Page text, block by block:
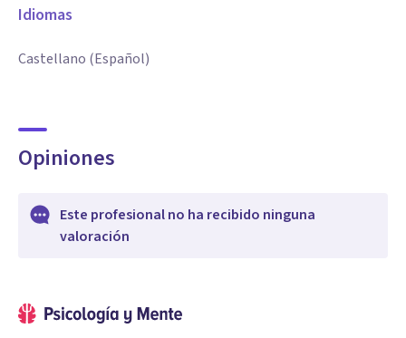
Idiomas
Castellano (Español)
Opiniones
Este profesional no ha recibido ninguna
valoración